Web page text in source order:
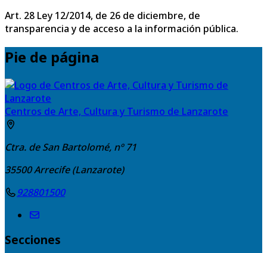
Art. 28 Ley 12/2014, de 26 de diciembre, de
transparencia y de acceso a la información pública.
Pie de página
Centros de Arte, Cultura y Turismo de Lanzarote
Ctra. de San Bartolomé, nº 71
35500Arrecife (Lanzarote)
928801500
Secciones